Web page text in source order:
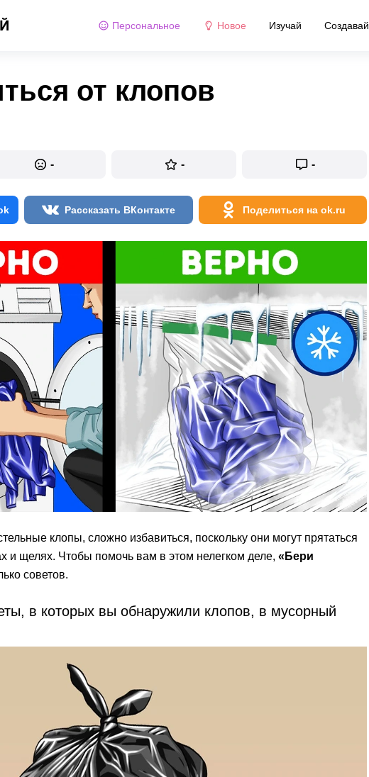
Персональное Новое Изучай Создавай
от клопов
- - -
Рассказать ВКонтакте Поделиться на ok.ru
клопы, сложно избавиться, поскольку они могут прятаться
и щелях. Чтобы помочь вам в этом нелегком деле, «Бери
советов.
в которых вы обнаружили клопов, в мусорный